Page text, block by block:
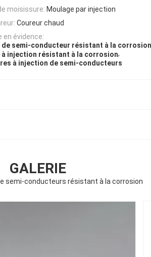
moisissure: Moulage par injection
Coureur chaud
en évidence:
de semi-conducteur résistant à la corrosion
à injection résistant à la corrosion,
à injection de semi-conducteurs
GALERIE
semi-conducteurs résistant à la corrosion